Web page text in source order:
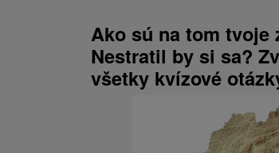
Ako sú na tom tvoje
Nestratil by si sa?
všetky kvízové